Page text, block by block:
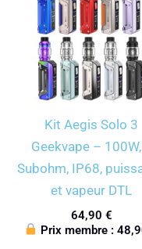
Kit Aegis Solo 3
Geekvape –
Subohm, IP68,
et vapeur DTL
64,90 €
Prix membre :